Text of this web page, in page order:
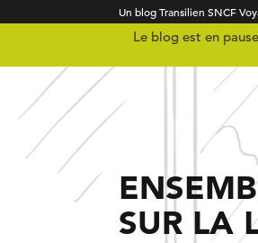
Un blog Transilien SNCF
Le blog est en
SUR LA